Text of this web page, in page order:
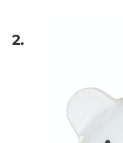
2.